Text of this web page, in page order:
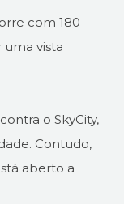
com 180
vista
o SkyCity,
Contudo,
aberto a